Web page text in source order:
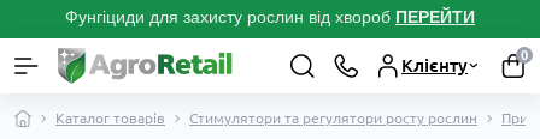
Фунгіциди для захисту рослин від хвороб ПЕРЕЙТИ
Клієнту
0
Каталог товарів Стимулятори та регулятори росту рослин